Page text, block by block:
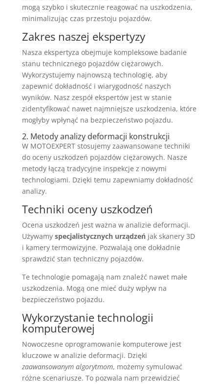
mogą szybko i skutecznie reagować na uszkodzenia,
minimalizując czas przestoju pojazdów.
Zakres naszej ekspertyzy
Nasza ekspertyza obejmuje kompleksowe badanie
stanu technicznego pojazdów ciężarowych.
Wykorzystujemy najnowszą technologię, aby
zapewnić dokładność i wiarygodność naszych
wyników. Nasz zespół ekspertów jest w stanie
zidentyfikować nawet najmniejsze uszkodzenia, które
mogłyby wpłynąć na bezpieczeństwo pojazdu.
2. Metody analizy deformacji konstrukcji
W MOTOEXPERT stosujemy zaawansowane techniki
do oceny uszkodzeń pojazdów ciężarowych. Nasze
metody łączą tradycyjne inspekcje z nowymi
technologiami. Dzięki temu zapewniamy dokładność
analizy.
Techniki oceny uszkodzeń
Ocena uszkodzeń jest ważna w analizie deformacji.
Używamy specjalistycznych urządzeńjak skanery 3D
i kamery termowizyjne. Pozwalają one dokładnie
sprawdzić stan techniczny pojazdów.
Te technologie pomagają nam znaleźć nawet małe
uszkodzenia. Mogą one mieć duży wpływ na
bezpieczeństwo pojazdu.
Wykorzystanie technologii
komputerowej
Nowoczesne oprogramowanie komputerowe jest
kluczowe w analizie deformacji. Dzięki
zaawansowanym algorytmom, możemy symulować
różne scenariusze. To pozwala nam przewidzieć